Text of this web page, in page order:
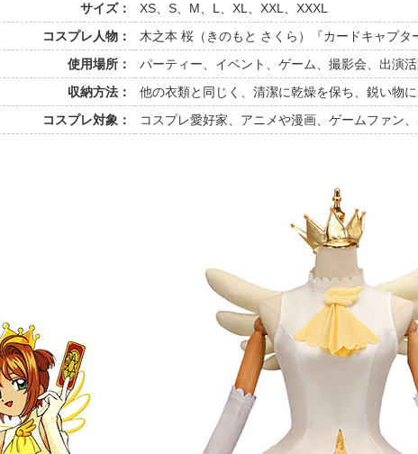
サイズ：
XS、S、M、L、XL、XXL、XXXL
コスプレ人物：
木之本 桜（きのもと さくら）『カードキャプタ
使用場所：
パーティー、イベント、ゲーム、撮影会、出演
収納方法：
他の衣類と同じく、清潔に乾燥を保ち、鋭い物
コスプレ対象：
コスプレ愛好家、アニメや漫画、ゲームファン